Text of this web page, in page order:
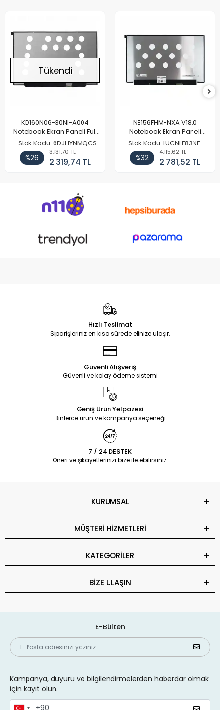
Tükendi
KD160N06-30NI-A004
Notebook Ekran Paneli Full
HD
Stok Kodu: 6DJHYNMQCS
%26
3.131,70 TL
2.319,74 TL
NE156FHM-NXA V18.0
Notebook Ekran Paneli
144Hz
Stok Kodu: LUCNLF83NF
%32
4.115,62 TL
2.781,52 TL
Hızlı Teslimat
Siparişleriniz en kısa sürede elinize ulaşır.
Güvenli Alışveriş
Güvenli ve kolay ödeme sistemi
Geniş Ürün Yelpazesi
Binlerce ürün ve kampanya seçeneği
7 / 24 DESTEK
Öneri ve şikayetlerinizi bize iletebilirsiniz.
KURUMSAL
MÜŞTERİ HİZMETLERİ
KATEGORİLER
BİZE ULAŞIN
E-Bülten
Kampanya, duyuru ve bilgilendirmelerden haberdar olmak
için kayıt olun.